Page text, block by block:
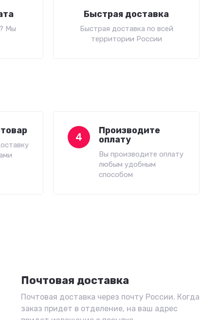
Мы
Быстрая доставка
Быстрая доставка по всей
территории России
4
Производите
оплату
Вы производите оплату
любым удобным
способом
Почтовая доставка
Почтовая доставка через почту России. Когда
заказ придет в отделение, на ваш адрес